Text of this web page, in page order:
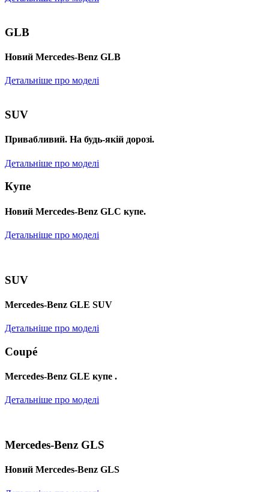
GLB
Новий Mercedes-Benz GLB
Детальніше про моделі
SUV
Привабливий. На будь-якій дорозі.
Детальніше про моделі
Купе
Новий Mercedes-Benz GLС купе.
Детальніше про моделі
SUV
Mercedes-Benz GLE SUV
Детальніше про моделі
Coupé
Mercedes-Benz GLE купе .
Детальніше про моделі
Mercedes-Benz GLS
Новий Mercedes-Benz GLS